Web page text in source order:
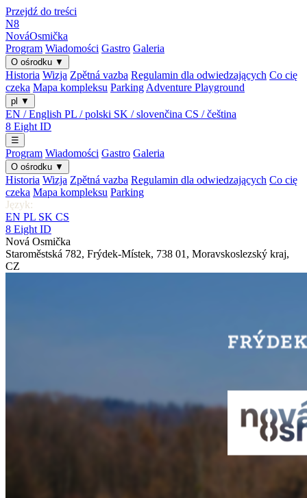
Przejdź do treści
N8
NováOsmička
Program Wiadomości Gastro Galeria
O ośrodku ▼
Historia Wizja Zpětná vazba Regulamin dla odwiedzających Co cię
czeka Mapa kompleksu Parking Adventure Playground
pl ▼
EN / English PL / polski SK / slovenčina CS / čeština
8 Eight ID
☰
Program Wiadomości Gastro Galeria
O ośrodku ▼
Historia Wizja Zpětná vazba Regulamin dla odwiedzających Co cię
czeka Mapa kompleksu Parking
Język:
EN PL SK CS
8 Eight ID
Nová Osmička
Staroměstská 782, Frýdek-Místek, 738 01 , Moravskoslezský kraj,
CZ